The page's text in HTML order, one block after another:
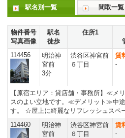
駅名別一覧 間取一覧
物件番号
写真画像
駅名
徒歩
住所1
114456
明治神
宮前
3分
渋谷区神宮前
６丁目
賃
-
【原宿エリア：貸店舗・事務所】≪メ
スのよい立地です。≪デメリット≫中
す。 ☆屋上に綺麗なリフレッシュスペ
114460
明治神
宮前
渋谷区神宮前
６丁目
賃
-